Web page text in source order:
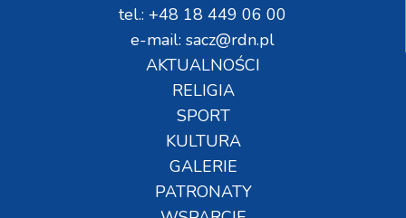
tel.: +48 18 449 06 00
e-mail: sacz@rdn.pl
AKTUALNOŚCI
RELIGIA
SPORT
KULTURA
GALERIE
PATRONATY